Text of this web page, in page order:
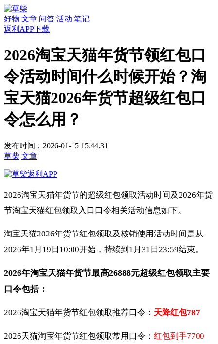
好物 文章 问答 活动 笔记
返利APP下载
2026淘宝天猫年货节领红包口
令活动时间什么时候开始？淘
宝天猫2026年货节超级红包口
令怎么用？
发布时间：2026-01-15 15:44:31
草柴 文章
2026淘宝天猫年货节的超级红包领取活动时间及2026年货
节淘宝天猫红包领取入口口令相关活动信息如下。
淘宝天猫2026年货节红包领取及核销使用活动时间是从
2026年1月19日10:00开始，持续到1月31日23:59结束。
2026年淘宝天猫年货节最高26888元超级红包领取主要
口令包括：
2026淘宝天猫年货节红包领取推荐口令： 天降红包787
2026天猫淘宝年货节红包领取常用口令： 红包到手7700